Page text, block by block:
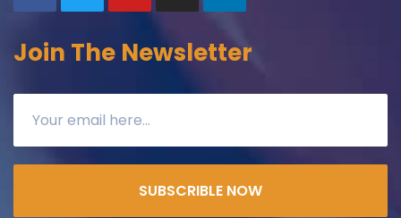
Join The Newsletter
SUBSCRIBLE NOW